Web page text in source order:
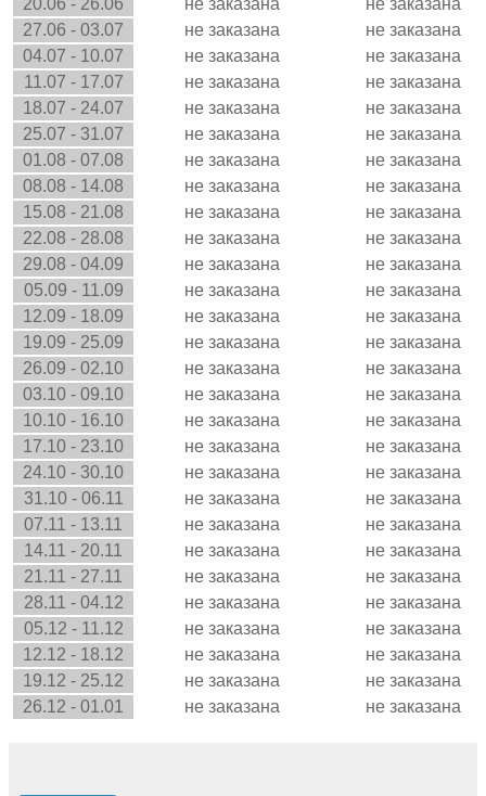
27.06 - 03.07
не заказана
не заказана
04.07 - 10.07
не заказана
не заказана
11.07 - 17.07
не заказана
не заказана
18.07 - 24.07
не заказана
не заказана
25.07 - 31.07
не заказана
не заказана
01.08 - 07.08
не заказана
не заказана
08.08 - 14.08
не заказана
не заказана
15.08 - 21.08
не заказана
не заказана
22.08 - 28.08
не заказана
не заказана
29.08 - 04.09
не заказана
не заказана
05.09 - 11.09
не заказана
не заказана
12.09 - 18.09
не заказана
не заказана
19.09 - 25.09
не заказана
не заказана
26.09 - 02.10
не заказана
не заказана
03.10 - 09.10
не заказана
не заказана
10.10 - 16.10
не заказана
не заказана
17.10 - 23.10
не заказана
не заказана
24.10 - 30.10
не заказана
не заказана
31.10 - 06.11
не заказана
не заказана
07.11 - 13.11
не заказана
не заказана
14.11 - 20.11
не заказана
не заказана
21.11 - 27.11
не заказана
не заказана
28.11 - 04.12
не заказана
не заказана
05.12 - 11.12
не заказана
не заказана
12.12 - 18.12
не заказана
не заказана
19.12 - 25.12
не заказана
не заказана
26.12 - 01.01
не заказана не заказана